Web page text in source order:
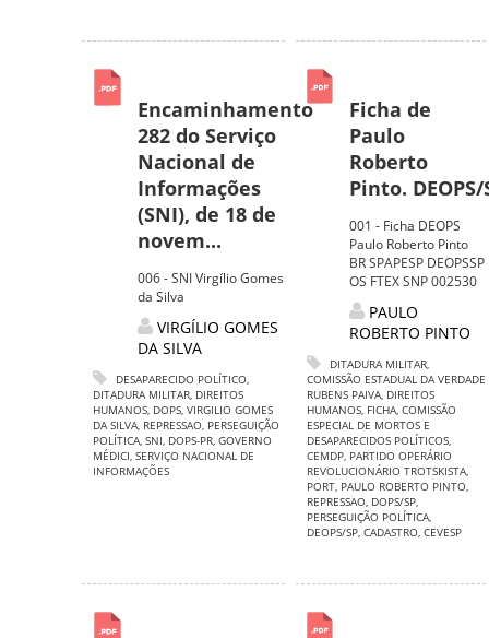
Encaminhamento
282 do Serviço
Nacional de
Informações
(SNI), de 18 de
novem...
006 - SNI Virgílio Gomes
da Silva
VIRGÍLIO GOMES
DA SILVA
DESAPARECIDO POLÍTICO,
DITADURA MILITAR, DIREITOS
HUMANOS, DOPS, VIRGILIO GOMES
DA SILVA, REPRESSAO, PERSEGUIÇÃO
POLÍTICA, SNI, DOPS-PR, GOVERNO
MÉDICI, SERVIÇO NACIONAL DE
INFORMAÇÕES
Ficha de
Paulo
Roberto
Pinto. DEOPS/
001 - Ficha DEOPS
Paulo Roberto Pinto
BR SPAPESP DEOPSSP
OS FTEX SNP 002530
PAULO
ROBERTO PINTO
DITADURA MILITAR,
COMISSÃO ESTADUAL DA VERDADE
RUBENS PAIVA, DIREITOS
HUMANOS, FICHA, COMISSÃO
ESPECIAL DE MORTOS E
DESAPARECIDOS POLÍTICOS,
CEMDP, PARTIDO OPERÁRIO
REVOLUCIONÁRIO TROTSKISTA,
PORT, PAULO ROBERTO PINTO,
REPRESSAO, DOPS/SP,
PERSEGUIÇÃO POLÍTICA,
DEOPS/SP, CADASTRO, CEVESP